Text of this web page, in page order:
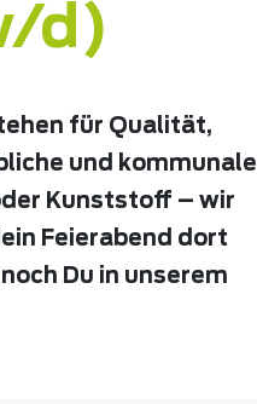
d)
für Qualität,
und kommunale
Kunststoff – wir
Feierabend dort
Du in unserem